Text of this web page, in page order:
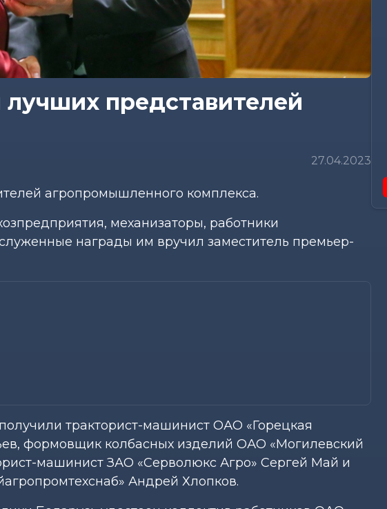
представителей
27.04.2023
агропромышленного комплекса.
механизаторы, работники
награды им вручил заместитель премьер-
тракторист-машинист ОАО «Горецкая
формовщик колбасных изделий ОАО «Могилевский
машинист ЗАО «Серволюкс Агро» Сергей Май и
Андрей Хлопков.